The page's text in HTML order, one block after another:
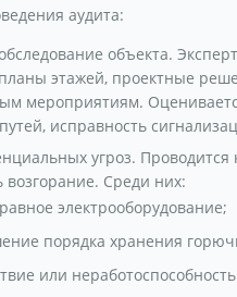
аудита:
объекта.
этажей, проектные
мероприятиям.
исправность
угроз.
возгорание. Среди них:
электрооборудование;
порядка хранения
или